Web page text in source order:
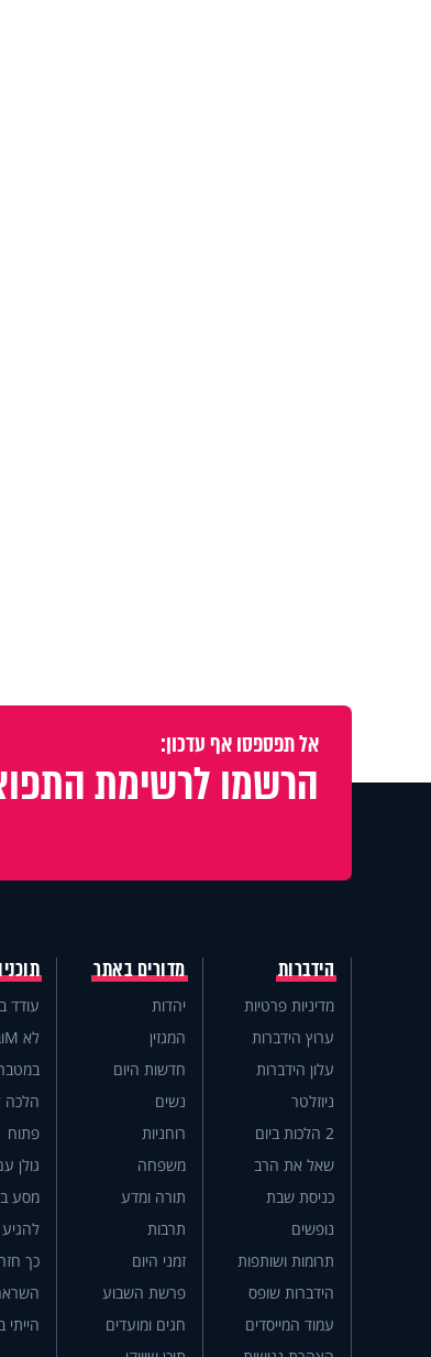
אל תפספסו אף עדכון:
הרשמו לרשימת
הידברות
מדיניות פרטיות
ערוץ הידברות
עלון הידברות
ניוזלטר
2 הלכות ביום
שאל את הרב
כניסת שבת
נופשים
תרומות ושותפות
הידברות שופס
עמוד המייסדים
מדורים באתר
יהדות
המגזין
חדשות היום
נשים
רוחניות
משפחה
תורה ומדע
תרבות
זמני היום
פרשת השבוע
חגים ומועדים
עודד
לא Mובן Mאליו
פתוח
גולן
מסע
כך